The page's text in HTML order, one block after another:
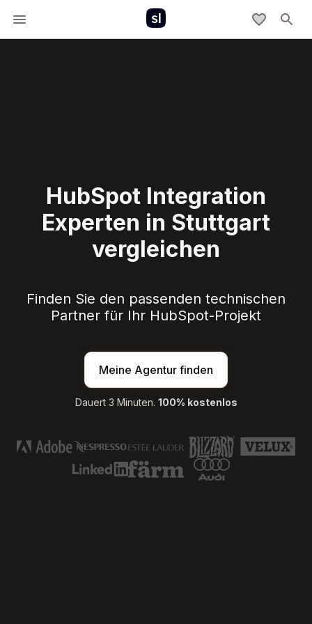
HubSpot Integration
Experten in Stuttgart
vergleichen
Finden Sie den passenden technischen
Partner für Ihr HubSpot-Projekt
Meine Agentur finden
Dauert 3 Minuten. 100% kostenlos